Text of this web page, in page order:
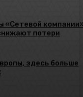
«Сетевой
потери
здесь больше